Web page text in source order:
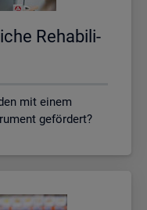
Re­ha­bi­li­
mit einem
gefördert?